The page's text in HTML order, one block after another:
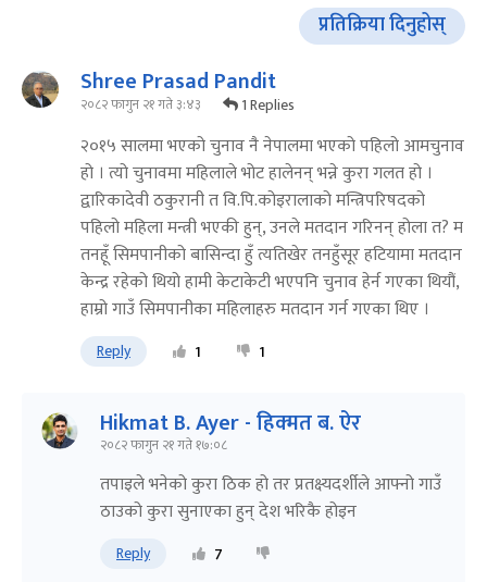
प्रतिक्रिया दिनुहोस्
Shree Prasad Pandit
२०८२ फागुन २१ गते ३:४३ 1 Replies
२०१५ सालमा भएको चुनाव नै नेपालमा भएको पहिलो आमचुनाव
हो । त्यो चुनावमा महिलाले भोट हालेनन् भन्ने कुरा गलत हो ।
द्वारिकादेवी ठकुरानी त वि.पि.कोइरालाको मन्त्रिपरिषदको
पहिलो महिला मन्त्री भएकी हुन्, उनले मतदान गरिनन् होला त? म
तनहूँ सिमपानीको बासिन्दा हुँ त्यतिखेर तनहुँसूर हटियामा मतदान
केन्द्र रहेको थियो हामी केटाकेटी भएपनि चुनाव हेर्न गएका थियौं,
हाम्रो गाउँ सिमपानीका महिलाहरु मतदान गर्न गएका थिए ।
Reply 1 1
Hikmat B. Ayer - हिक्मत ब. ऐर
२०८२ फागुन २१ गते १७:०८
तपाइले भनेको कुरा ठिक हो तर प्रतक्ष्यदर्शीले आफ्नो गाउँ
ठाउको कुरा सुनाएका हुन् देश भरिकै होइन
Reply 7